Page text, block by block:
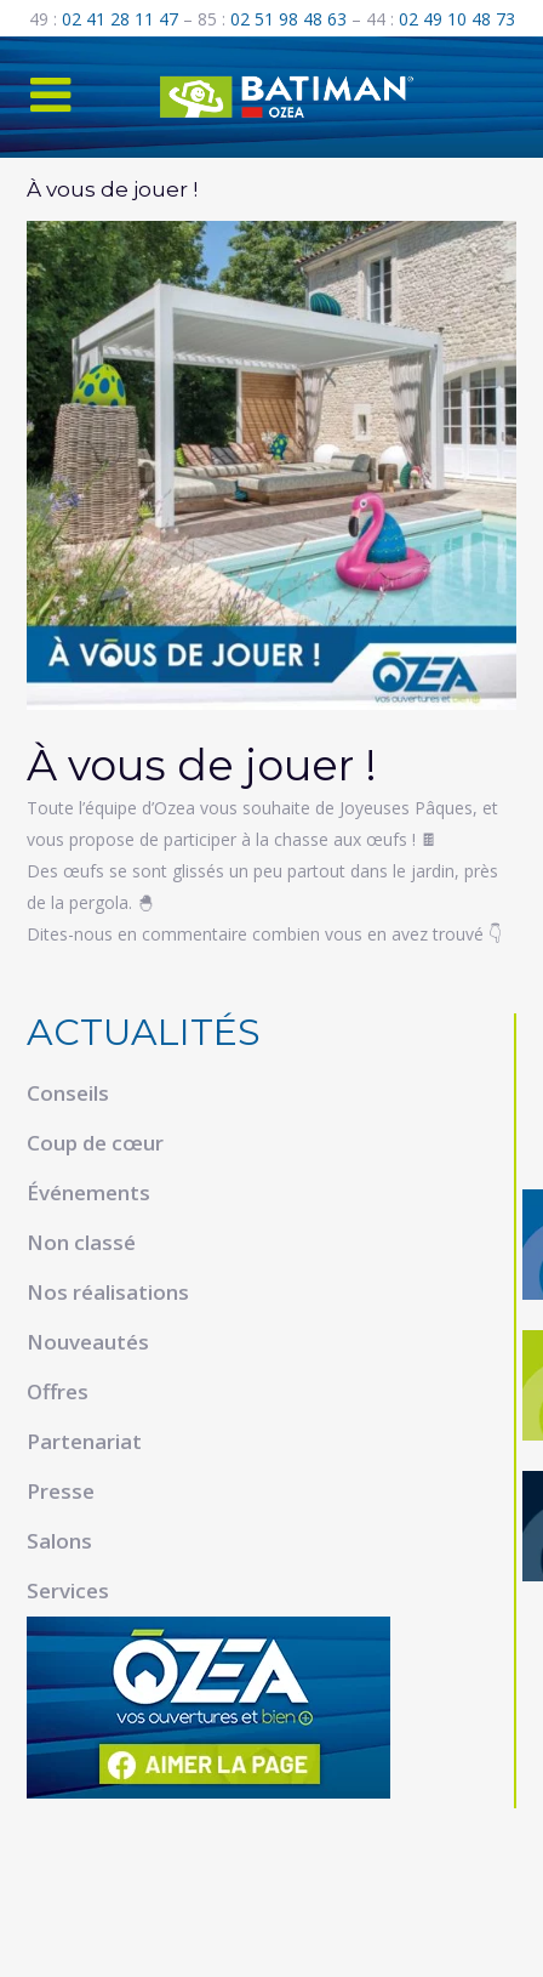
49 : 02 41 28 11 47– 85 : 02 51 98 48 63 – 44 : 02 49 10 48 73
À vous de jouer !
À vous de jouer !
Toute l’équipe d’Ozea vous souhaite de Joyeuses Pâques, et
vous propose de participer à la chasse aux œufs ! 🍫
Des œufs se sont glissés un peu partout dans le jardin, près
de la pergola. 🐣
Dites-nous en commentaire combien vous en avez trouvé 👇
ACTUALITÉS
Conseils
Coup de cœur
Événements
Non classé
Nos réalisations
Nouveautés
Offres
Partenariat
Presse
Salons
Services